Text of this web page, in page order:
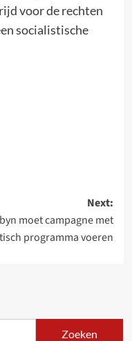
voor de rechten
socialistische
Next:
moet campagne met
programma voeren
Zoeken